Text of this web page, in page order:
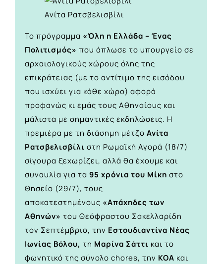
Ανίτα Ρατσβελισβίλι
Το πρόγραμμα «Όλη η Ελλάδα – Ένας
Πολιτισμός» που άπλωσε το υπουργείο σε
αρχαιολογικούς χώρους όλης της
επικράτειας (με το αντίτιμο της εισόδου
που ισχύει για κάθε χώρο) αφορά
προφανώς κι εμάς τους Αθηναίους και
μάλιστα με σημαντικές εκδηλώσεις. Η
πρεμιέρα με τη διάσημη μέτζο Ανίτα
Ρατσβελισβίλι στη Ρωμαϊκή Αγορά (18/7)
σίγουρα ξεχωρίζει, αλλά θα έχουμε και
συναυλία για τα 95 χρόνια του Μίκη στο
Θησείο (29/7), τους
αποκατεστημένους «Απάχηδες των
Αθηνών» του Θεόφραστου Σακελλαρίδη
τον Σεπτέμβριο, την Εστουδιαντίνα Νέας
Ιωνίας Βόλου, τη Μαρίνα Σάττι και το
φωνητικό της σύνολο chores, την ΚΟΑ και